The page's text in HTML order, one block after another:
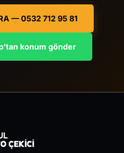
— 0532 712 95 81
konum gönder